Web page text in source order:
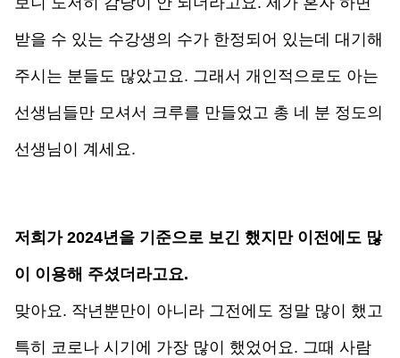
받을 수 있는 수강생의 수가 한정되어 있는데 대기해
주시는 분들도 많았고요. 그래서 개인적으로도 아는
선생님들만 모셔서 크루를 만들었고 총 네 분 정도의
선생님이 계세요.
저희가 2024년을 기준으로 보긴 했지만 이전에도 많
이 이용해 주셨더라고요.
맞아요. 작년뿐만이 아니라 그전에도 정말 많이 했고
특히 코로나 시기에 가장 많이 했었어요. 그때 사람